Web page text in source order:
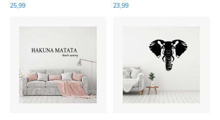
25,99 23,99